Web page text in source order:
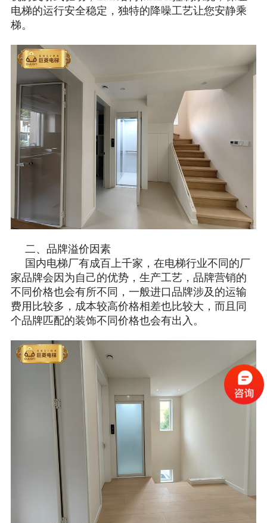
电梯的运行安全稳定，独特的降噪工艺让您安静乘
梯。
二、品牌溢价因素
国内电梯厂有成百上千家，在电梯行业不同的厂
家品牌会因为自己的优势，生产工艺，品牌营销的
不同价格也会有所不同，一般进口品牌涉及的运输
费用比较多，成本较高价格相差也比较大，而且同
个品牌匹配的装饰不同价格也会有出入。